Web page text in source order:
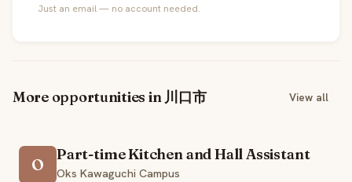
Just an email — no account needed.
More opportunities in 川口市 View all
O
Part-time Kitchen and Hall Assistant
Oks Kawaguchi Campus